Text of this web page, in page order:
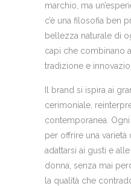
marchio, ma
c’è una filosofia ben
bellezza naturale di
capi che combinano
tradizione e
Il brand si ispira ai
cerimoniale,
contemporanea.
per offrire una
adattarsi ai gusti e
donna, senza mai
la qualità che